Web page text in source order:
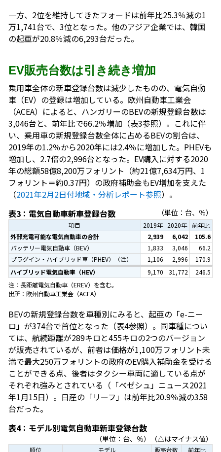
一方、2位を維持してきたフォードは前年比25.3％減の1
万1,741台で、3位となった。他のアジア企業では、韓国
の起亜が20.8％減の6,293台だった。
EV販売台数は引き続き増加
乗用車全体の新車登録台数は減少したものの、電気自動
車（EV）の登録は増加している。欧州自動車工業会
（ACEA）によると、ハンガリーのBEVの新規登録台数は
3,046台と、前年比で66.2％増加（表3参照）。これに伴
い、乗用車の新規登録台数全体に占めるBEVの割合は、
2019年の1.2％から2020年には2.4％に増加した。PHEVも
増加し、2.7倍の2,996台となった。EV購入に対する2020
年の総額58億8,200万フォリント（約21億7,634万円、1
フォリント＝約0.37円）の政府補助金もEV増加を支えた
（2021年2月2日付地域・分析レポート参照）。
表3：電気自動車新車登録台数
（単位：台、％）
項目 2019年 2020年
前年比
外部充電可能な電気自動車の合計
2,939 6,042
105.6
バッテリー電気自動車（BEV）
1,833 3,046
66.2
プラグイン・ハイブリッド車（PHEV）（注）
1,106 2,996
170.9
ハイブリッド電気自動車（HEV）
9,170 31,772
246.5
注：長距離電気自動車（EREV）を含む。
出所：欧州自動車工業会（ACEA）
BEVの新規登録台数を車種別にみると、起亜の「e-ニー
ロ」が374台で首位となった（表4参照）。同車種につい
ては、航続距離が289キロと455キロの2つのバージョン
が販売されているが、前者は価格が1,100万フォリント未
満で最大250万フォリントの政府のEV購入補助金を受ける
ことができる点、後者はタクシー車両に適している点が
それぞれ強みとされている（「ベゼシュ」ニュース2021
年1月15日）。日産の「リーフ」は前年比20.9％減の358
台だった。
表4：モデル別電気自動車新車登録台数
（単位：台、％）（△はマイナス値）
順位 モデル 販売台数 前年比